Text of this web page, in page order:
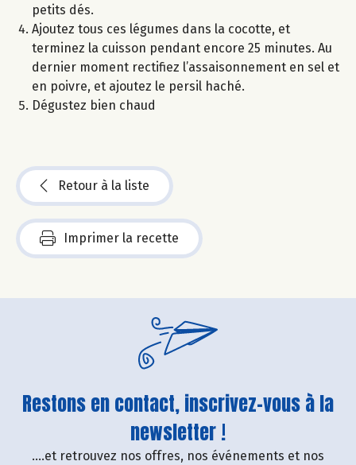
petits dés.
Ajoutez tous ces légumes dans la cocotte, et
terminez la cuisson pendant encore 25 minutes. Au
dernier moment rectifiez l’assaisonnement en sel et
en poivre, et ajoutez le persil haché.
Dégustez bien chaud
Retour à la liste
Imprimer la recette
Restons en contact, inscrivez-vous à la
newsletter !
....et retrouvez nos offres, nos événements et nos